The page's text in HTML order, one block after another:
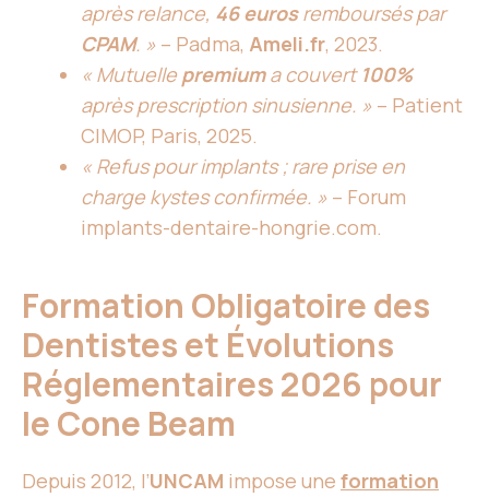
après relance, 46 eurosremboursés par
CPAM. » – Padma, Ameli.fr, 2023.
« Mutuellepremiuma couvert 100%
après prescription sinusienne. » – Patient
CIMOP, Paris, 2025.
« Refus pour implants ; rare prise en
charge kystes confirmée. » – Forum
implants-dentaire-hongrie.com.
Formation Obligatoire des
Dentistes et Évolutions
Réglementaires 2026 pour
le Cone Beam
Depuis 2012, l’UNCAM impose une formation